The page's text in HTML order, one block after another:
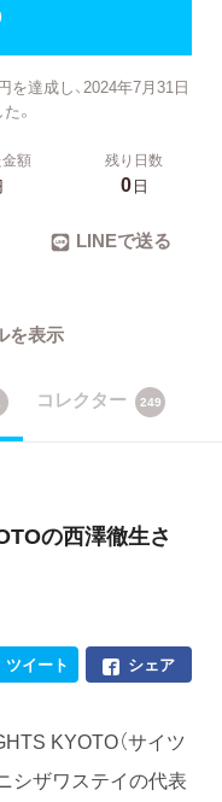
を達成し、2024年7月31日
。
額 残り日数
0日
LINEで送る
を表示
コレクター 249
の​西澤徹生さ
シェア
ツイート
KYOTO（サイツ
シザワステイの代表